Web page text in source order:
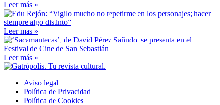
Leer más »
Leer más »
Leer más »
Aviso legal
Política de Privacidad
Política de Cookies